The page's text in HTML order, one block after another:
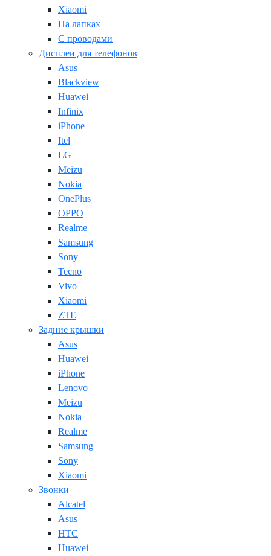
Xiaomi
На лапках
С проводами
Дисплеи для телефонов
Asus
Blackview
Huawei
Infinix
iPhone
Itel
LG
Meizu
Nokia
OnePlus
OPPO
Realme
Samsung
Sony
Tecno
Vivo
Xiaomi
ZTE
Задние крышки
Asus
Huawei
iPhone
Lenovo
Meizu
Nokia
Realme
Samsung
Sony
Xiaomi
Звонки
Alcatel
Asus
HTC
Huawei